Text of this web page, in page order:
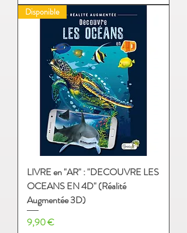
Disponible
LIVRE en "AR" : "DECOUVRE LES
OCEANS EN 4D" (Réalité
Augmentée 3D)
Prix
9,90 €